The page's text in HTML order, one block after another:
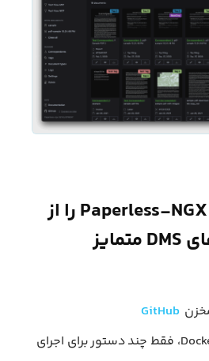
چه مزیت‌هایی Paperless‑NGX را از
سایر نرم‌افزارهای DMS متمایز
GitHub
۲. راه‌اندازی سریع با Docker، فقط چند دستور برای اجرای